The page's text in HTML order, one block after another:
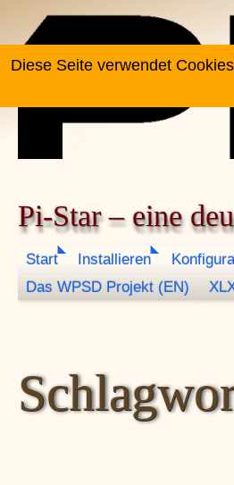
Pi-Star – eine
Start Installieren
Das WPSD Projekt (EN)
Diese Seite verwendet